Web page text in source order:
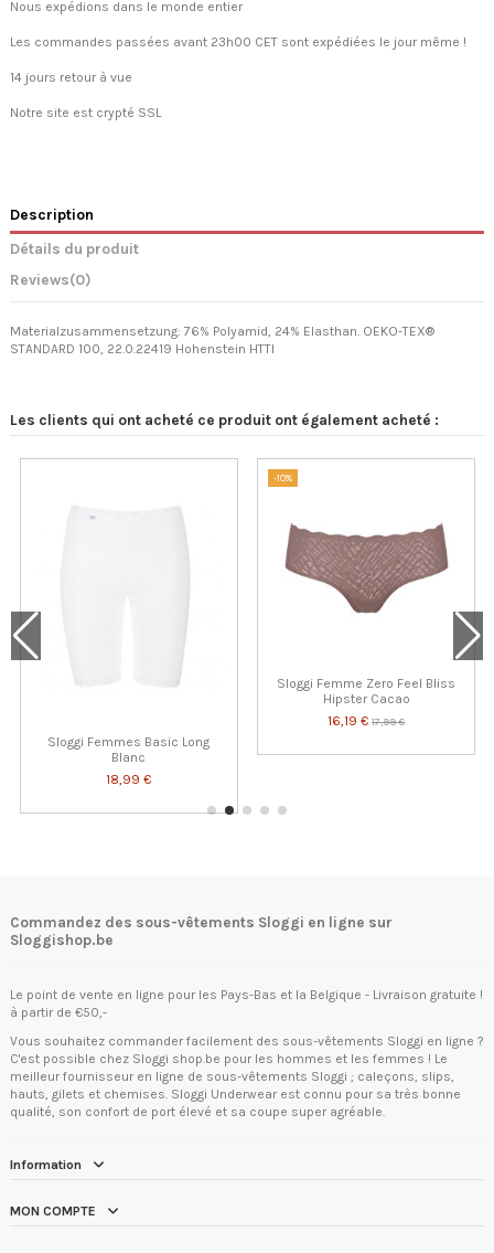
Nous expédions dans le monde entier
Les commandes passées avant 23h00 CET sont expédiées le jour même !
14 jours retour à vue
Notre site est crypté SSL
Description
Détails du produit
Reviews(0)
Materialzusammensetzung: 76% Polyamid, 24% Elasthan. OEKO-TEX®
STANDARD 100, 22.0.22419 Hohenstein HTTI
Les clients qui ont acheté ce produit ont également acheté :
Sloggi Femmes Basic Long
Blanc
18,99 €
-10%
Sloggi Femme Zero Feel Bliss
Hipster Cacao
16,19 €17,99 €
Commandez des sous-vêtements Sloggi en ligne sur
Sloggishop.be
Le point de vente en ligne pour les Pays-Bas et la Belgique - Livraison gratuite !
à partir de €50,-
Vous souhaitez commander facilement des sous-vêtements Sloggi en ligne ?
C'est possible chez Sloggi shop.be pour les hommes et les femmes ! Le
meilleur fournisseur en ligne de sous-vêtements Sloggi ; caleçons, slips,
hauts, gilets et chemises. Sloggi Underwear est connu pour sa très bonne
qualité, son confort de port élevé et sa coupe super agréable.
Information
MON COMPTE